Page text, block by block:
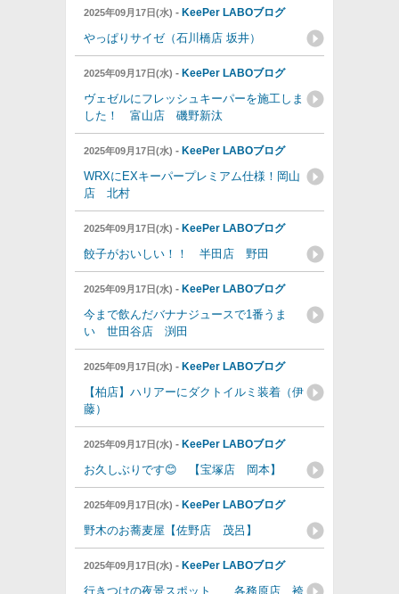
2025年09月17日(水) - KeePer LABOブログ
やっぱりサイゼ（石川橋店 坂井）
2025年09月17日(水) - KeePer LABOブログ
ヴェゼルにフレッシュキーパーを施工しま
した！ 富山店 磯野新汰
2025年09月17日(水) - KeePer LABOブログ
WRXにEXキーパープレミアム仕様！岡山
店 北村
2025年09月17日(水) - KeePer LABOブログ
餃子がおいしい！！ 半田店 野田
2025年09月17日(水) - KeePer LABOブログ
今まで飲んだバナナジュースで1番うま
い 世田谷店 渕田
2025年09月17日(水) - KeePer LABOブログ
【柏店】ハリアーにダクトイルミ装着（伊
藤）
2025年09月17日(水) - KeePer LABOブログ
お久しぶりです😊 【宝塚店 岡本】
2025年09月17日(水) - KeePer LABOブログ
野木のお蕎麦屋【佐野店 茂呂】
2025年09月17日(水) - KeePer LABOブログ
行きつけの夜景スポット 各務原店 袴